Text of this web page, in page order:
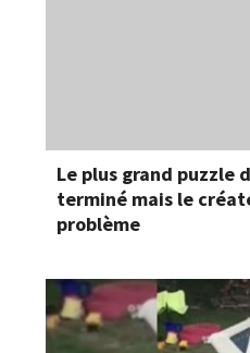
Le plus grand puzzle
terminé mais le
problème